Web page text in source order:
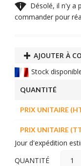
 Désolé, il n'y a
commander pour
AJOUTER À
Stock
QUANTITÉ
PRIX UNITAIRE
PRIX UNITAIRE
Jour d'expédition
QUANTITÉ